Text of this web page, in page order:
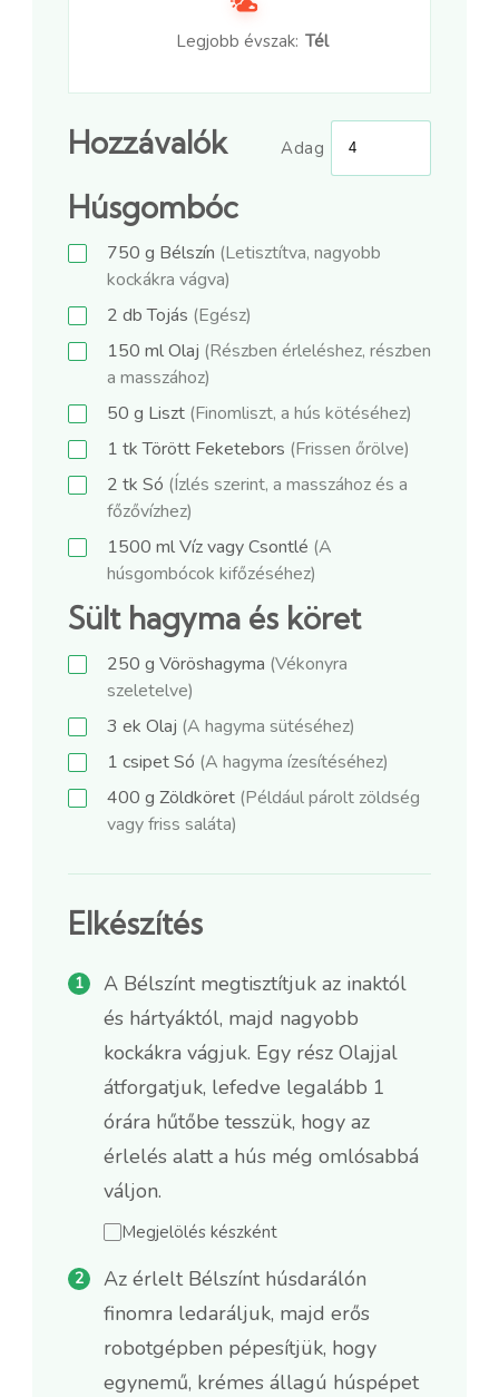
Legjobb évszak: Tél
Hozzávalók Adag
Húsgombóc
750 g Bélszín (Letisztítva, nagyobb
kockákra vágva)
2 dbTojás (Egész)
150 mlOlaj (Részben érleléshez, részben
a masszához)
50 g Liszt (Finomliszt, a hús kötéséhez)
1 tkTörött Feketebors (Frissen őrölve)
2 tk Só (Ízlés szerint, a masszához és a
főzővízhez)
1500 mlVíz vagy Csontlé (A
húsgombócok kifőzéséhez)
Sült hagyma és köret
250 g Vöröshagyma (Vékonyra
szeletelve)
3 ek Olaj (A hagyma sütéséhez)
1 csipetSó (A hagyma ízesítéséhez)
400 g Zöldköret (Például párolt zöldség
vagy friss saláta)
Elkészítés
A Bélszínt megtisztítjuk az inaktól
és hártyáktól, majd nagyobb
kockákra vágjuk. Egy rész Olajjal
átforgatjuk, lefedve legalább 1
órára hűtőbe tesszük, hogy az
érlelés alatt a hús még omlósabbá
váljon.
Megjelölés készként
Az érlelt Bélszínt húsdarálón
finomra ledaráljuk, majd erős
robotgépben pépesítjük, hogy
egynemű, krémes állagú húspépet